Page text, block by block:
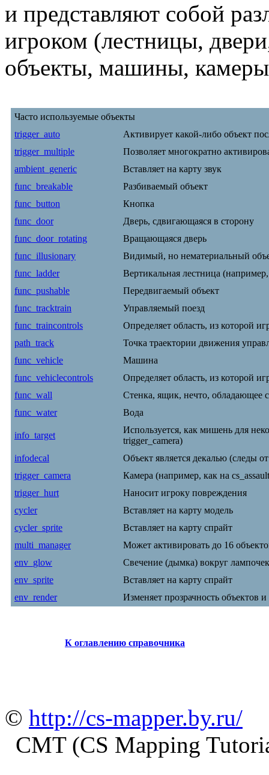
и представляют собой
игроком (лестницы,
объекты, машины,
Часто используемые объекты
trigger_auto
Активирует какой-либо объект
trigger_multiple
Позволяет многократно
ambient_generic
Вставляет на карту звук
func_breakable
Разбиваемый объект
func_button
Кнопка
func_door
Дверь, сдвигающаяся в сторону
func_door_rotating
Вращающаяся дверь
func_illusionary
Видимый, но нематериальный
func_ladder
Вертикальная лестница
func_pushable
Передвигаемый объект
func_tracktrain
Управляемый поезд
func_traincontrols
Определяет область, из которой
path_track
Точка траектории движения
func_vehicle
Машина
func_vehiclecontrols
Определяет область, из которой
func_wall
Стенка, ящик, нечто, обладающее
func_water
Вода
info_target
Используется, как мишень для
trigger_camera)
infodecal
Объект является декалью (следы
trigger_camera
Камера (например, как на
trigger_hurt
Наносит игроку повреждения
cycler
Вставляет на карту модель
cycler_sprite
Вставляет на карту спрайт
multi_manager
Может активировать до 16
env_glow
Свечение (дымка) вокруг лампочек
env_sprite
Вставляет на карту спрайт
env_render
Изменяет прозрачность объектов
К оглавлению справочника
© http://cs-mapper.by.ru/
CMT (CS Mapping